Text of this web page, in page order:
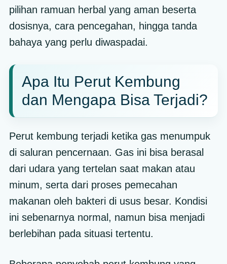
pilihan ramuan herbal yang aman beserta
dosisnya, cara pencegahan, hingga tanda
bahaya yang perlu diwaspadai.
Apa Itu Perut Kembung
dan Mengapa Bisa Terjadi?
Perut kembung terjadi ketika gas menumpuk
di saluran pencernaan. Gas ini bisa berasal
dari udara yang tertelan saat makan atau
minum, serta dari proses pemecahan
makanan oleh bakteri di usus besar. Kondisi
ini sebenarnya normal, namun bisa menjadi
berlebihan pada situasi tertentu.